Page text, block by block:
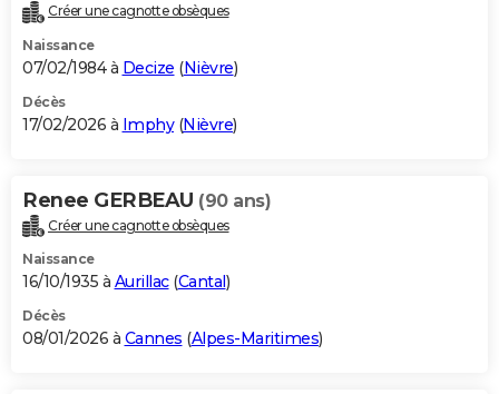
Créer une cagnotte obsèques
Naissance
07/02/1984 à Decize (Nièvre)
Décès
17/02/2026 à Imphy(Nièvre)
Renee GERBEAU (90 ans)
Créer une cagnotte obsèques
Naissance
16/10/1935 à Aurillac(Cantal )
Décès
08/01/2026 à Cannes (Alpes-Maritimes)